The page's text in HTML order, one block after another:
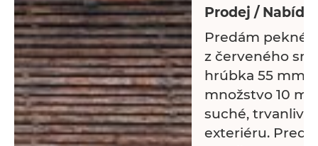
Prodej /
Predám pekné
z červeného
hrúbka 55 mm,
množstvo 10 m
suché, trvanlivé
exteriéru.